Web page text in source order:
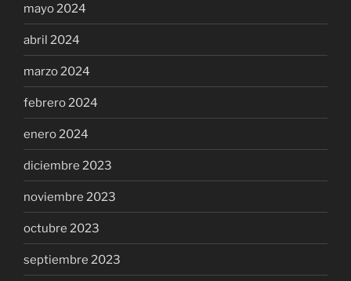
mayo 2024
abril 2024
marzo 2024
febrero 2024
enero 2024
diciembre 2023
noviembre 2023
octubre 2023
septiembre 2023